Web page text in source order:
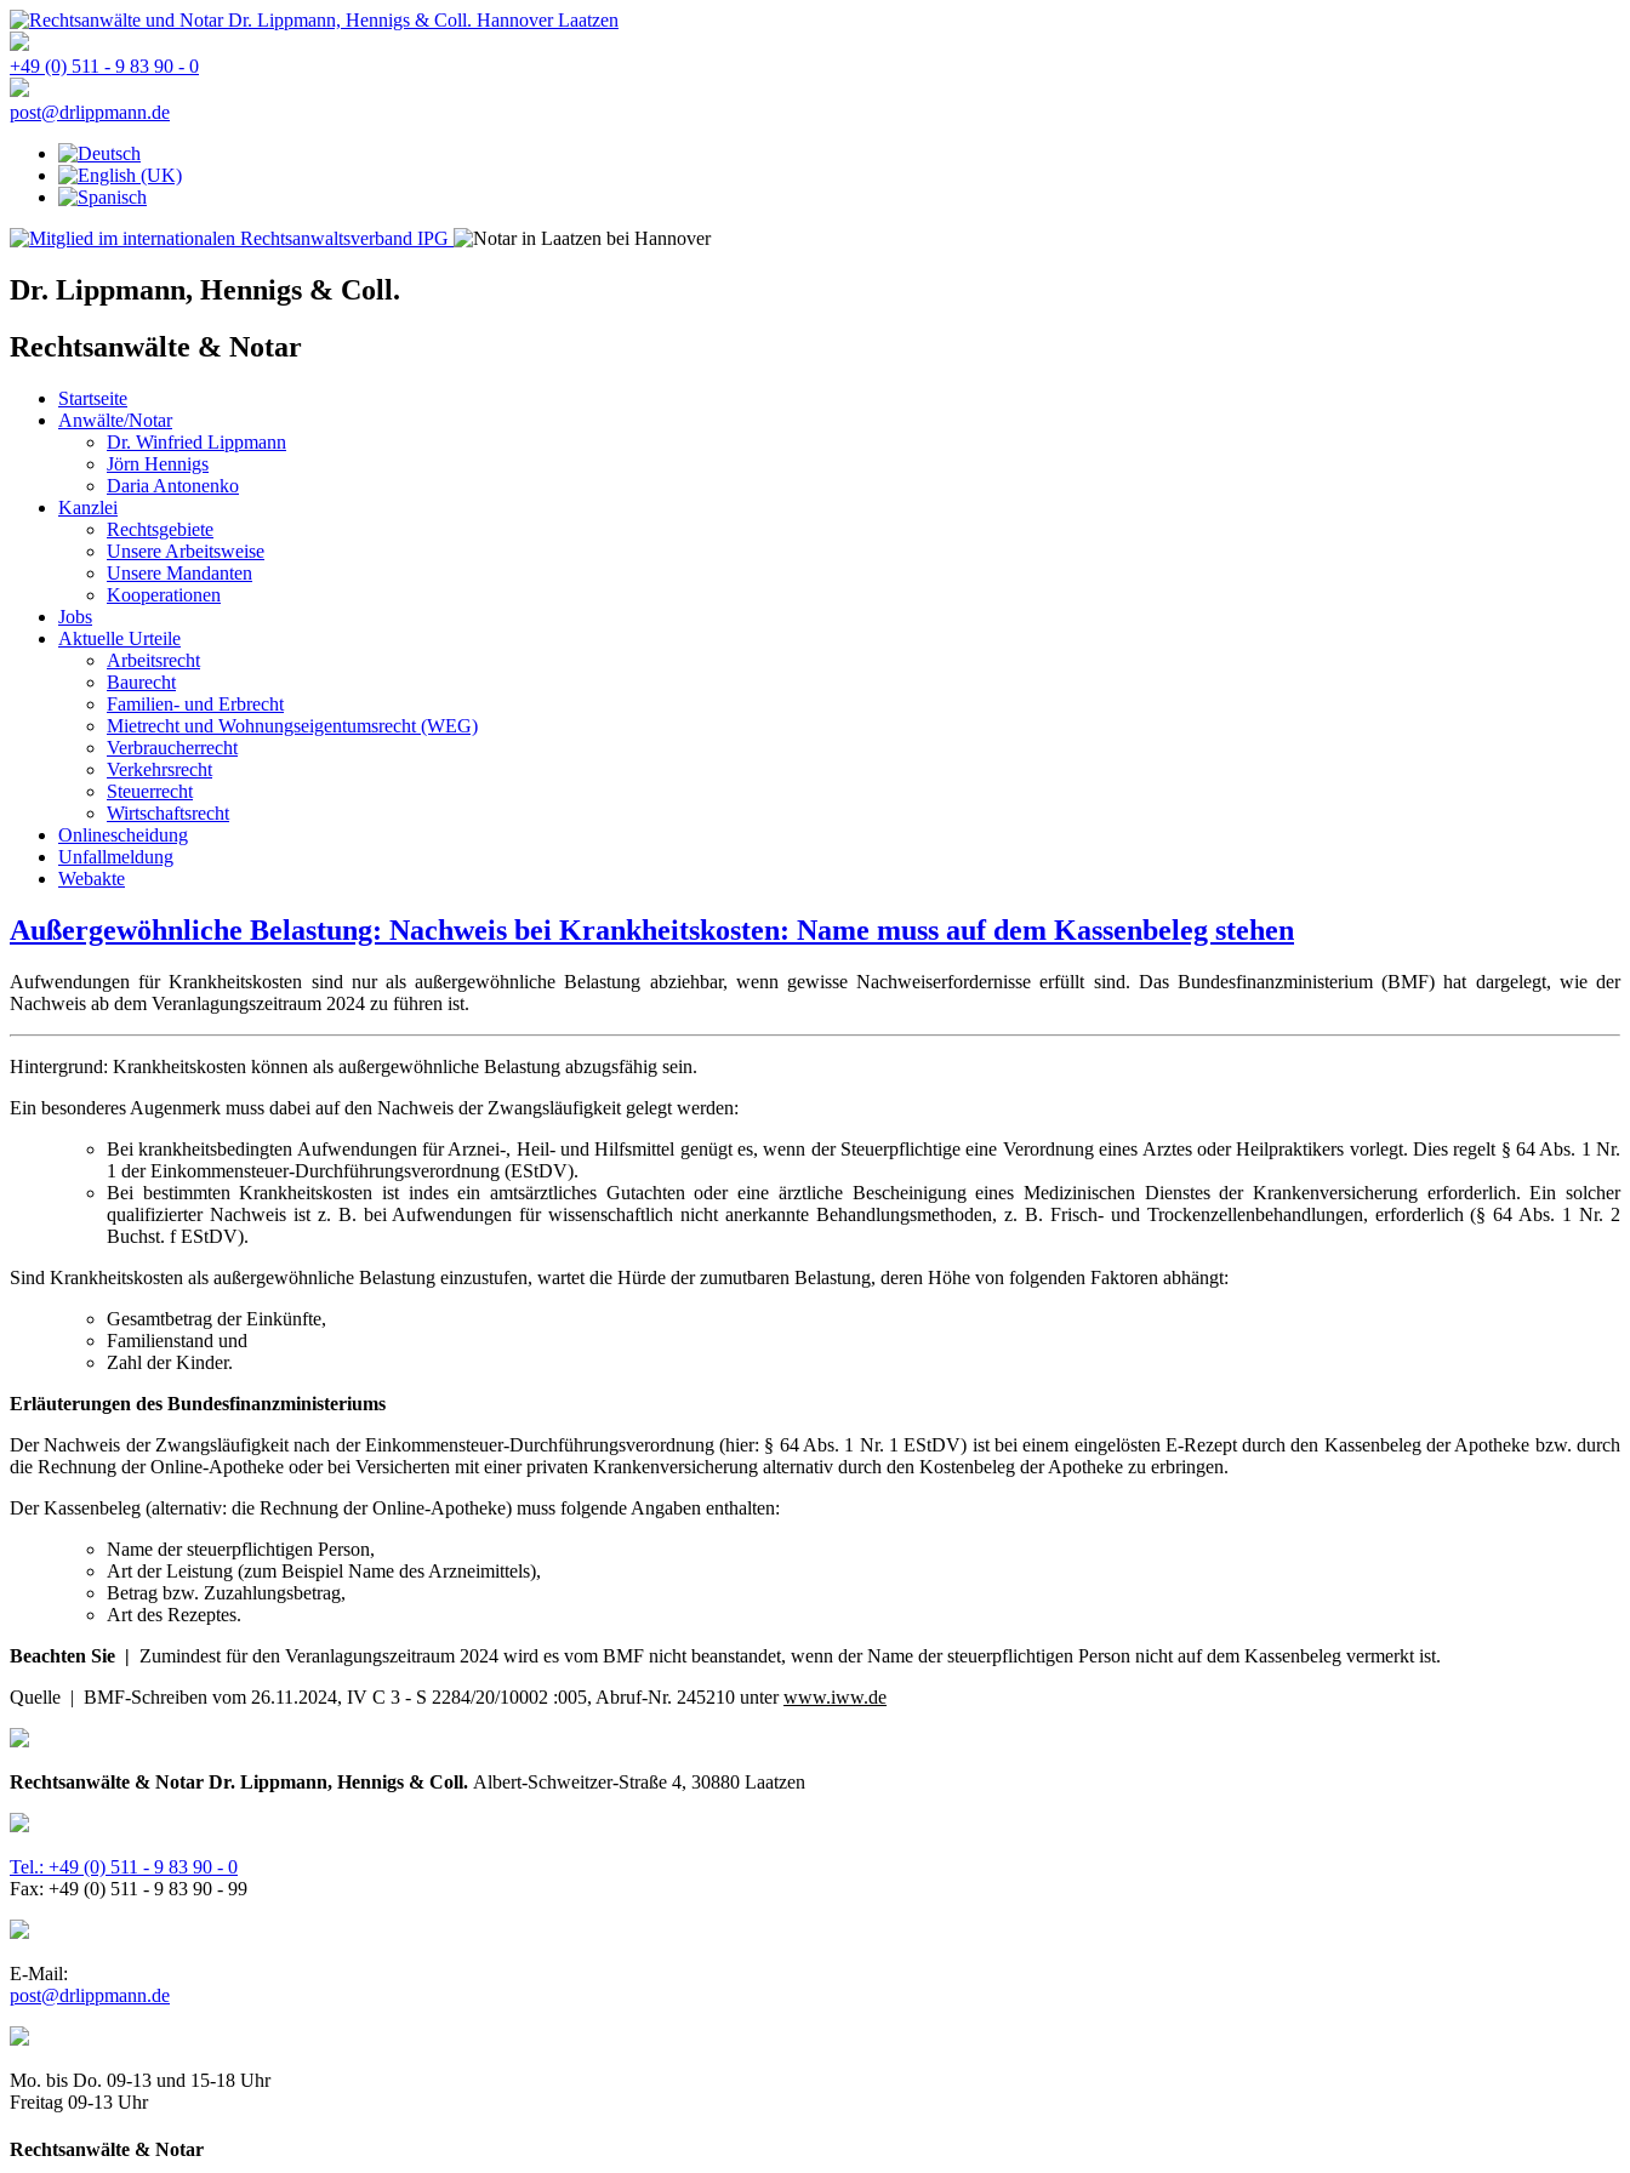
+49 (0) 511 - 9 83 90 - 0
post@drlippmann.de
Dr. Lippmann, Hennigs & Coll.
Rechtsanwälte & Notar
Startseite
Anwälte/Notar
Dr. Winfried Lippmann
Jörn Hennigs
Daria Antonenko
Kanzlei
Rechtsgebiete
Unsere Arbeitsweise
Unsere Mandanten
Kooperationen
Jobs
Aktuelle Urteile
Arbeitsrecht
Baurecht
Familien- und Erbrecht
Mietrecht und Wohnungseigentumsrecht (WEG)
Verbraucherrecht
Verkehrsrecht
Steuerrecht
Wirtschaftsrecht
Onlinescheidung
Unfallmeldung
Webakte
Außergewöhnliche Belastung: Nachweis bei Krankheitskosten: Name muss auf dem Kassenbeleg stehen
Aufwendungen für Krankheitskosten sind nur als außergewöhnliche Belastung abziehbar, wenn gewisse Nachweiserfordernisse erfüllt sind. Das Bundesfinanzministerium (BMF) hat dargelegt, wie der
Nachweis ab dem Veranlagungszeitraum 2024 zu führen ist.
Hintergrund: Krankheitskosten können als außergewöhnliche Belastung abzugsfähig sein.
Ein besonderes Augenmerk muss dabei auf den Nachweis der Zwangsläufigkeit gelegt werden:
Bei krankheitsbedingten Aufwendungen für Arznei-, Heil- und Hilfsmittel genügt es, wenn der Steuerpflichtige eine Verordnung eines Arztes oder Heilpraktikers vorlegt. Dies regelt § 64 Abs. 1 Nr.
1 der Einkommensteuer-Durchführungsverordnung (EStDV).
Bei bestimmten Krankheitskosten ist indes ein amtsärztliches Gutachten oder eine ärztliche Bescheinigung eines Medizinischen Dienstes der Krankenversicherung erforderlich. Ein solcher
qualifizierter Nachweis ist z. B. bei Aufwendungen für wissenschaftlich nicht anerkannte Behandlungsmethoden, z. B. Frisch- und Trockenzellenbehandlungen, erforderlich (§ 64 Abs. 1 Nr. 2
Buchst. f EStDV).
Sind Krankheitskosten als außergewöhnliche Belastung einzustufen, wartet die Hürde der zumutbaren Belastung, deren Höhe von folgenden Faktoren abhängt:
Gesamtbetrag der Einkünfte,
Familienstand und
Zahl der Kinder.
Erläuterungen des Bundesfinanzministeriums
Der Nachweis der Zwangsläufigkeit nach der Einkommensteuer-Durchführungsverordnung (hier: § 64 Abs. 1 Nr. 1 EStDV) ist bei einem eingelösten E-Rezept durch den Kassenbeleg der Apotheke bzw. durch
die Rechnung der Online-Apotheke oder bei Versicherten mit einer privaten Krankenversicherung alternativ durch den Kostenbeleg der Apotheke zu erbringen.
Der Kassenbeleg (alternativ: die Rechnung der Online-Apotheke) muss folgende Angaben enthalten:
Name der steuerpflichtigen Person,
Art der Leistung (zum Beispiel Name des Arzneimittels),
Betrag bzw. Zuzahlungsbetrag,
Art des Rezeptes.
Beachten Sie | Zumindest für den Veranlagungszeitraum 2024 wird es vom BMF nicht beanstandet, wenn der Name der steuerpflichtigen Person nicht auf dem Kassenbeleg vermerkt ist.
Quelle | BMF-Schreiben vom 26.11.2024, IV C 3 - S 2284/20/10002 :005, Abruf-Nr. 245210 unterwww.iww.de
Rechtsanwälte & Notar Dr. Lippmann, Hennigs & Coll. Albert-Schweitzer-Straße 4, 30880 Laatzen
Tel.: +49 (0) 511 - 9 83 90 - 0
Fax: +49 (0) 511 - 9 83 90 - 99
E-Mail:
post@drlippmann.de
Mo. bis Do. 09-13 und 15-18 Uhr
Freitag 09-13 Uhr
Rechtsanwälte & Notar